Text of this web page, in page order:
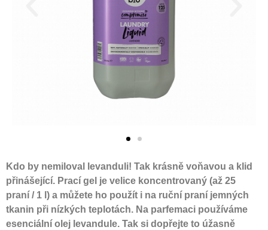
Kdo by nemiloval levanduli! Tak krásně voňavou a klid
přinášející. Prací gel je velice koncentrovaný (až 25
praní / 1 l) a můžete ho použít i na ruční praní jemných
tkanin při nízkých teplotách. Na parfemaci používáme
esenciální olej levandule. Tak si dopřejte to úžasně